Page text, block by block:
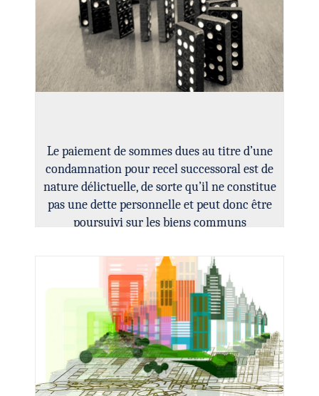
Le paiement de sommes dues au titre d’une
condamnation pour recel successoral est de
nature délictuelle, de sorte qu’il ne constitue
pas une dette personnelle et peut donc être
poursuivi sur les biens communs
Nous avons recours à des cookies techniques pour
assurer le bon fonctionnement du site, nous utilisons
également des cookies soumis à votre consentement
pour collecter des statistiques de visite.
Cliquez ci-dessous sur « ACCEPTER » pour accepter le
dépôt de l'ensemble des cookies ou sur « CONFIGURER
» pour choisir quels cookies nécessitant votre
consentement seront déposés (cookies statistiques),
avant de continuer votre visite du site.
Plus d'informations